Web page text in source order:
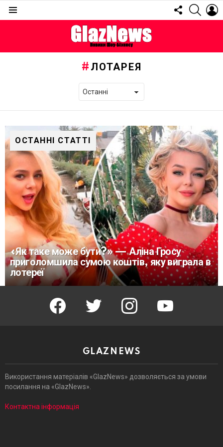
FOLLOW
US
ЛОТАРЕЯ
ОСТАННІ СТАТТІ
«Як таке може бути?» — Аліна Гросу
приголомшила сумою коштів, яку виграла в
лотереї
facebook twitter instagram youtube
GLAZNEWS
Використання матеріалів «GlazNews» дозволяється за умови
посилання на «GlazNews».
Контактна інформація